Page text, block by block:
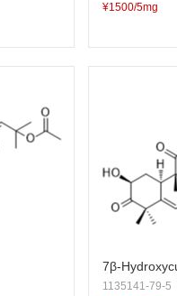
¥1500/5mg
7β-
1135141-79-5